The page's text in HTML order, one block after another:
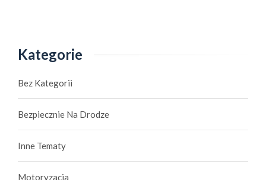
Kategorie
Bez Kategorii
Bezpiecznie Na Drodze
Inne Tematy
Motoryzacja